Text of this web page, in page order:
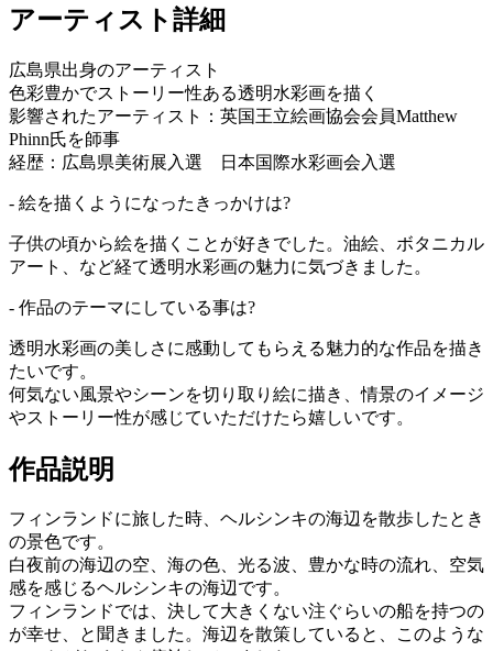
アーティスト詳細
広島県出身のアーティスト
色彩豊かでストーリー性ある透明水彩画を描く
影響されたアーティスト：英国王立絵画協会会員Matthew
Phinn氏を師事
経歴：広島県美術展入選 日本国際水彩画会入選
- 絵を描くようになったきっかけは?
子供の頃から絵を描くことが好きでした。油絵、ボタニカル
アート、など経て透明水彩画の魅力に気づきました。
- 作品のテーマにしている事は?
透明水彩画の美しさに感動してもらえる魅力的な作品を描き
たいです。
何気ない風景やシーンを切り取り絵に描き、情景のイメージ
やストーリー性が感じていただけたら嬉しいです。
作品説明
フィンランドに旅した時、ヘルシンキの海辺を散歩したとき
の景色です。
白夜前の海辺の空、海の色、光る波、豊かな時の流れ、空気
感を感じるヘルシンキの海辺です。
フィンランドでは、決して大きくない注ぐらいの船を持つの
が幸せ、と聞きました。海辺を散策していると、このような